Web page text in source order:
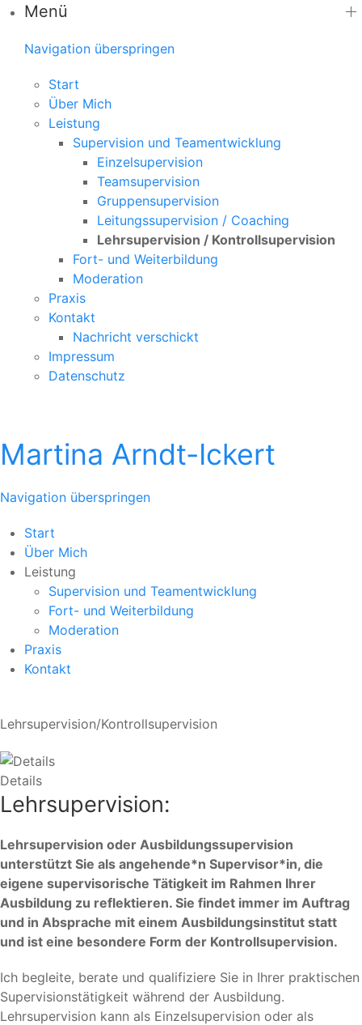
Menü
Navigation überspringen
Start
Über Mich
Leistung
Supervision und Teamentwicklung
Einzelsupervision
Teamsupervision
Gruppensupervision
Leitungssupervision / Coaching
Lehrsupervision / Kontrollsupervision
Fort- und Weiterbildung
Moderation
Praxis
Kontakt
Nachricht verschickt
Impressum
Datenschutz
Martina Arndt-Ickert
Navigation überspringen
Start
Über Mich
Leistung
Supervision und Teamentwicklung
Fort- und Weiterbildung
Moderation
Praxis
Kontakt
Lehrsupervision/Kontrollsupervision
Details
Lehrsupervision:
Lehrsupervision oder Ausbildungssupervision
unterstützt Sie als angehende*n Supervisor*in, die
eigene supervisorische Tätigkeit im Rahmen Ihrer
Ausbildung zu reflektieren. Sie findet immer im Auftrag
und in Absprache mit einem Ausbildungsinstitut statt
und ist eine besondere Form der Kontrollsupervision.
Ich begleite, berate und qualifiziere Sie in Ihrer praktischen
Supervisionstätigkeit während der Ausbildung.
Lehrsupervision kann als Einzelsupervision oder als